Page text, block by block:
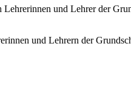
und Lehrer der
und Lehrern der